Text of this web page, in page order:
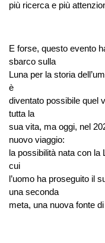
più ricerca e più
E forse, questo evento
sbarco sulla
Luna per la storia
è
diventato possibile quel
tutta la
sua vita, ma oggi, nel
nuovo viaggio:
la possibilità nata con la
cui
l’uomo ha proseguito il
una seconda
meta, una nuova fonte